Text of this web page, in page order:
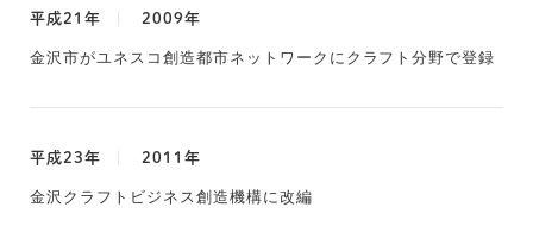
平成21年 2009年
金沢市がユネスコ創造都市ネットワークにクラフト分野で登録
平成23年 2011年
金沢クラフトビジネス創造機構に改編